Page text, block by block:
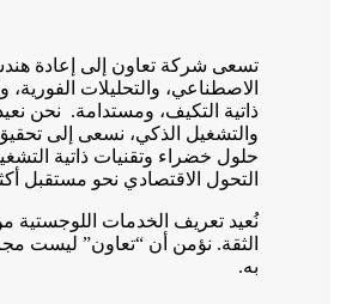
تسعى شركة تعاون إلى إعادة
الاصطناعي، والتحليلات
ذاتية التكيف، ومستدامة. نحن
والتشغيل الذكي، نسعى إلى
التحول الاقتصادي نحو مستقبل
نُعيد تعريف الخدمات اللوجستية
الثقة. نؤمن أن “تعاون” ليست
به.